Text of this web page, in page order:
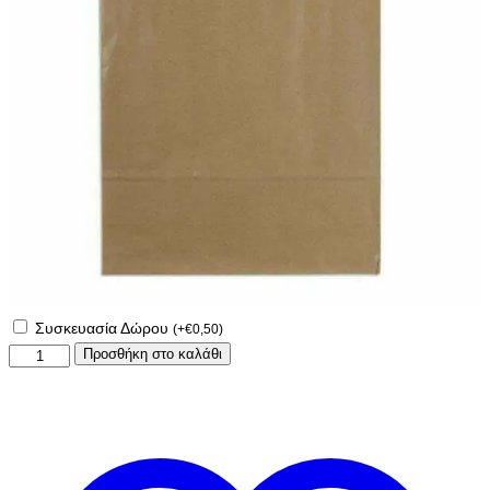
Συσκευασία Δώρου (+€0,50)
Μεταλλικό
Προσθήκη στο καλάθι